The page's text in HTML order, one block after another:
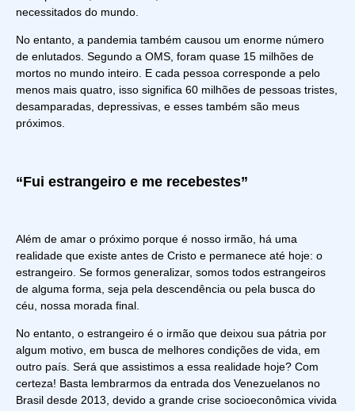
necessitados do mundo.
No entanto, a pandemia também causou um enorme número
de enlutados. Segundo a OMS, foram quase 15 milhões de
mortos no mundo inteiro. E cada pessoa corresponde a pelo
menos mais quatro, isso significa 60 milhões de pessoas tristes,
desamparadas, depressivas, e esses também são meus
próximos.
“Fui estrangeiro e me recebestes”
Além de amar o próximo porque é nosso irmão, há uma
realidade que existe antes de Cristo e permanece até hoje: o
estrangeiro. Se formos generalizar, somos todos estrangeiros
de alguma forma, seja pela descendência ou pela busca do
céu, nossa morada final.
No entanto, o estrangeiro é o irmão que deixou sua pátria por
algum motivo, em busca de melhores condições de vida, em
outro país. Será que assistimos a essa realidade hoje? Com
certeza! Basta lembrarmos da entrada dos Venezuelanos no
Brasil desde 2013, devido a grande crise socioeconômica vivida